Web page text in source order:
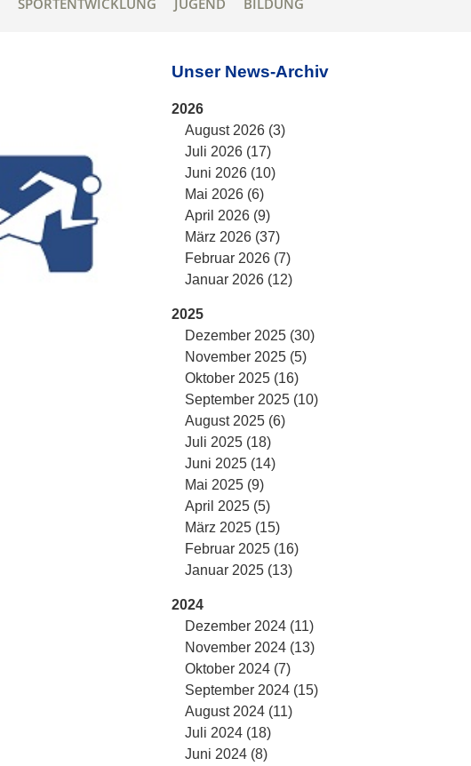
SPORTENTWICKLUNG JUGEND BILDUNG
Unser News-Archiv
2026
August 2026 (3)
Juli 2026 (17)
Juni 2026 (10)
Mai 2026 (6)
April 2026 (9)
März 2026 (37)
Februar 2026 (7)
Januar 2026 (12)
2025
Dezember 2025 (30)
November 2025 (5)
Oktober 2025 (16)
September 2025 (10)
August 2025 (6)
Juli 2025 (18)
Juni 2025 (14)
Mai 2025 (9)
April 2025 (5)
März 2025 (15)
Februar 2025 (16)
Januar 2025 (13)
2024
Dezember 2024 (11)
November 2024 (13)
Oktober 2024 (7)
September 2024 (15)
August 2024 (11)
Juli 2024 (18)
Juni 2024 (8)